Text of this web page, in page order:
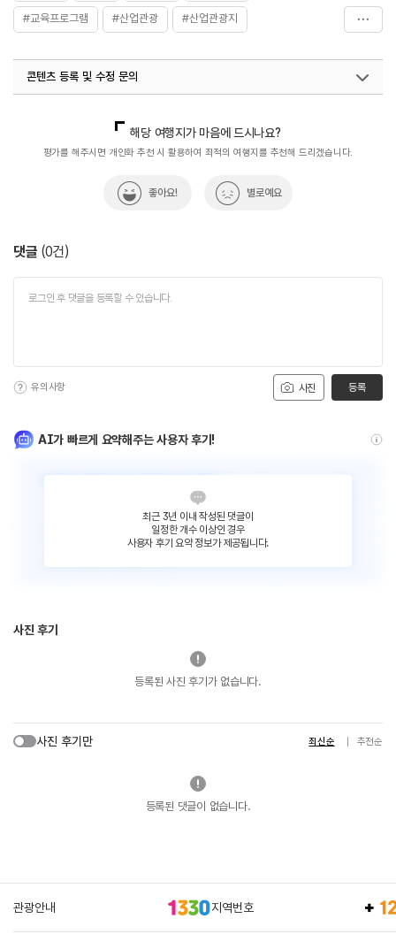
#교육프로그램 #산업관광 #산업관광지
#체험교육 #체험프로그램
콘텐츠 등록 및 수정 문의
지역관광육성팀(산업관광)
033-738-3637
해당 여행지가 마음에 드시나요?
평가를 해주시면 개인화 추천 시 활용하여 최적의 여행지를 추천해 드리겠습니다.
좋아요! 별로예요
댓글 (0건)
사진
유의사항 등록
AI가 빠르게 요약해주는 사용자 후기!
최근 3년 이내 작성된 댓글이
일정한 개수 이상인 경우
사용자 후기 요약 정보가 제공됩니다.
사진 후기
등록된 사진 후기가 없습니다.
사진 후기만 최신순 추천순
등록된 댓글이 없습니다.
관광안내 지역번호